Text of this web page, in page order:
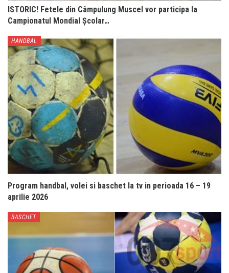
ISTORIC! Fetele din Câmpulung Muscel vor participa la
Campionatul Mondial Școlar…
HANDBAL
Program handbal, volei si baschet la tv in perioada 16 – 19
aprilie 2026
BASCHET